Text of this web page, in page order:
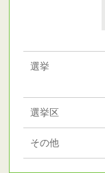
選挙
選挙区
その他